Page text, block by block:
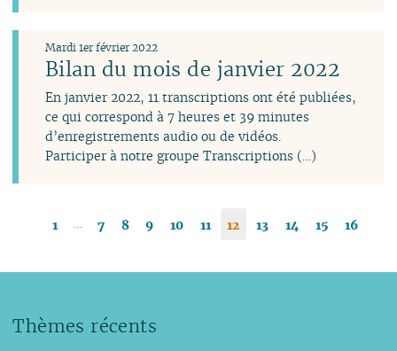
Bilan du mois de janvier 2022
Mardi 1er février 2022
En janvier 2022, 11 transcriptions ont été publiées,
ce qui correspond à 7 heures et 39 minutes
d’enregistrements audio ou de vidéos.
Participer à notre groupe Transcriptions (…)
1 … 7 8 9 10 11 12 13 14 15 16
Thèmes récents